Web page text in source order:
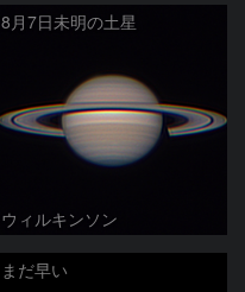
8月7日未明の土星
ウィルキンソン
まだ早い